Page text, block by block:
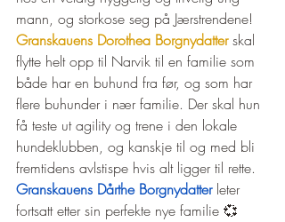
mann, og storkose seg på Jærstrendene!
Granskauens Dorothea Borgnydatter skal
flytte helt opp til Narvik til en familie som
både har en buhund fra før, og som har
flere buhunder i nær familie. Der skal hun
få teste ut agility og trene i den lokale
hundeklubben, og kanskje til og med bli
fremtidens avlstispe hvis alt ligger til rette.
Granskauens Dårthe Borgnydatter leter
fortsatt etter sin perfekte nye familie 💞